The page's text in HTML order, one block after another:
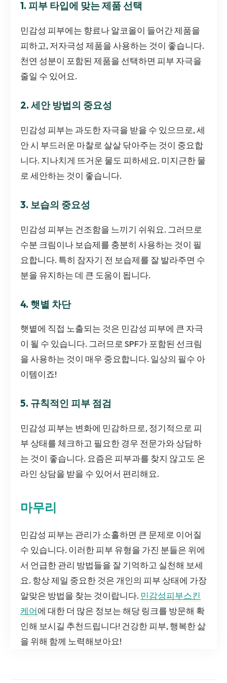
1. 피부 타입에 맞는 제품 선택
민감성 피부에는 향료나 알코올이 들어간 제품을
피하고, 저자극성 제품을 사용하는 것이 좋습니다.
천연 성분이 포함된 제품을 선택하면 피부 자극을
줄일 수 있어요.
2. 세안 방법의 중요성
민감성 피부는 과도한 자극을 받을 수 있으므로, 세
안 시 부드러운 마찰로 살살 닦아주는 것이 중요합
니다. 지나치게 뜨거운 물도 피하세요. 미지근한 물
로 세안하는 것이 좋습니다.
3. 보습의 중요성
민감성 피부는 건조함을 느끼기 쉬워요. 그러므로
수분 크림이나 보습제를 충분히 사용하는 것이 필
요합니다. 특히 잠자기 전 보습제를 잘 발라주면 수
분을 유지하는 데 큰 도움이 됩니다.
4. 햇볕 차단
햇볕에 직접 노출되는 것은 민감성 피부에 큰 자극
이 될 수 있습니다. 그러므로 SPF가 포함된 선크림
을 사용하는 것이 매우 중요합니다. 일상의 필수 아
이템이죠!
5. 규칙적인 피부 점검
민감성 피부는 변화에 민감하므로, 정기적으로 피
부 상태를 체크하고 필요한 경우 전문가와 상담하
는 것이 좋습니다. 요즘은 피부과를 찾지 않고도 온
라인 상담을 받을 수 있어서 편리해요.
마무리
민감성 피부는 관리가 소홀하면 큰 문제로 이어질
수 있습니다. 이러한 피부 유형을 가진 분들은 위에
서 언급한 관리 방법들을 잘 기억하고 실천해 보세
요. 항상 제일 중요한 것은 개인의 피부 상태에 가장
알맞은 방법을 찾는 것이랍니다. 민감성피부스킨
케어에 대한 더 많은 정보는 해당 링크를 방문해 확
인해 보시길 추천드립니다! 건강한 피부, 행복한 삶
을 위해 함께 노력해보아요!